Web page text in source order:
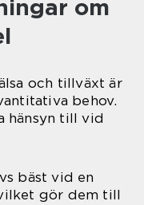
om
och tillväxt är
behov.
hänsyn till vid
bäst vid en
gör dem till